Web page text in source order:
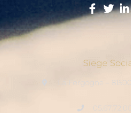
Siege
La Fergogne –